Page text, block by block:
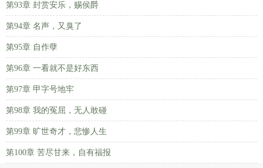
第93章 封赏安乐，赐侯爵
第94章 名声，又臭了
第95章 自作孽
第96章 一看就不是好东西
第97章 甲字号地牢
第98章 我的冤屈，无人敢碰
第99章 旷世奇才，悲惨人生
第100章 苦尽甘来，自有福报